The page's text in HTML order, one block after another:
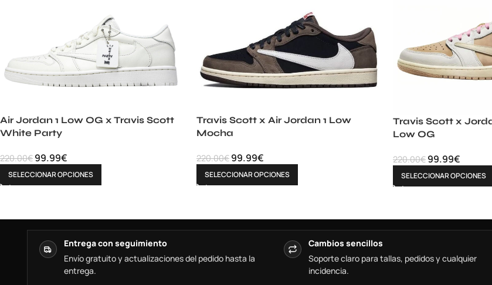
Air Jordan 1 Low OG x Travis Scott
White Party
220.00€ 99.99€
SELECCIONAR OPCIONES
Travis Scott x Air Jordan 1 Low
Mocha
220.00€ 99.99€
SELECCIONAR OPCIONES
Travis Scott x
Low OG
220.00€ 99.99€
SELECCIONAR OPCIONES
Entrega con seguimiento
Envío gratuito y actualizaciones del pedido hasta la
entrega.
Cambios sencillos
Soporte claro para tallas, pedidos y cualquier
incidencia.